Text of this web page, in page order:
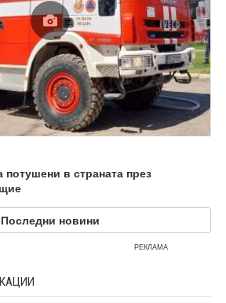
в страната през
Последни новини
РЕКЛАМА